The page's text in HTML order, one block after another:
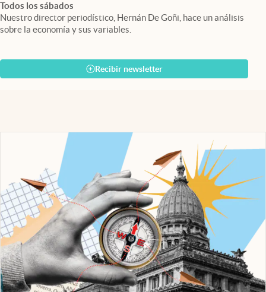
Todos los sábados
Nuestro director periodístico, Hernán De Goñi, hace un análisis
sobre la economía y sus variables.
Recibir newsletter